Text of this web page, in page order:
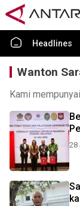
Headlines
Wanton
Kami
28